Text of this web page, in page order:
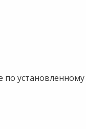
по установленному